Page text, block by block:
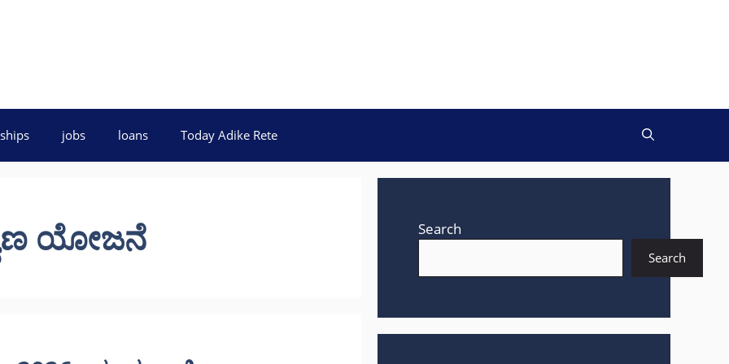
jobs loans Today Adike Rete
ಯೋಜನೆ Search
Search